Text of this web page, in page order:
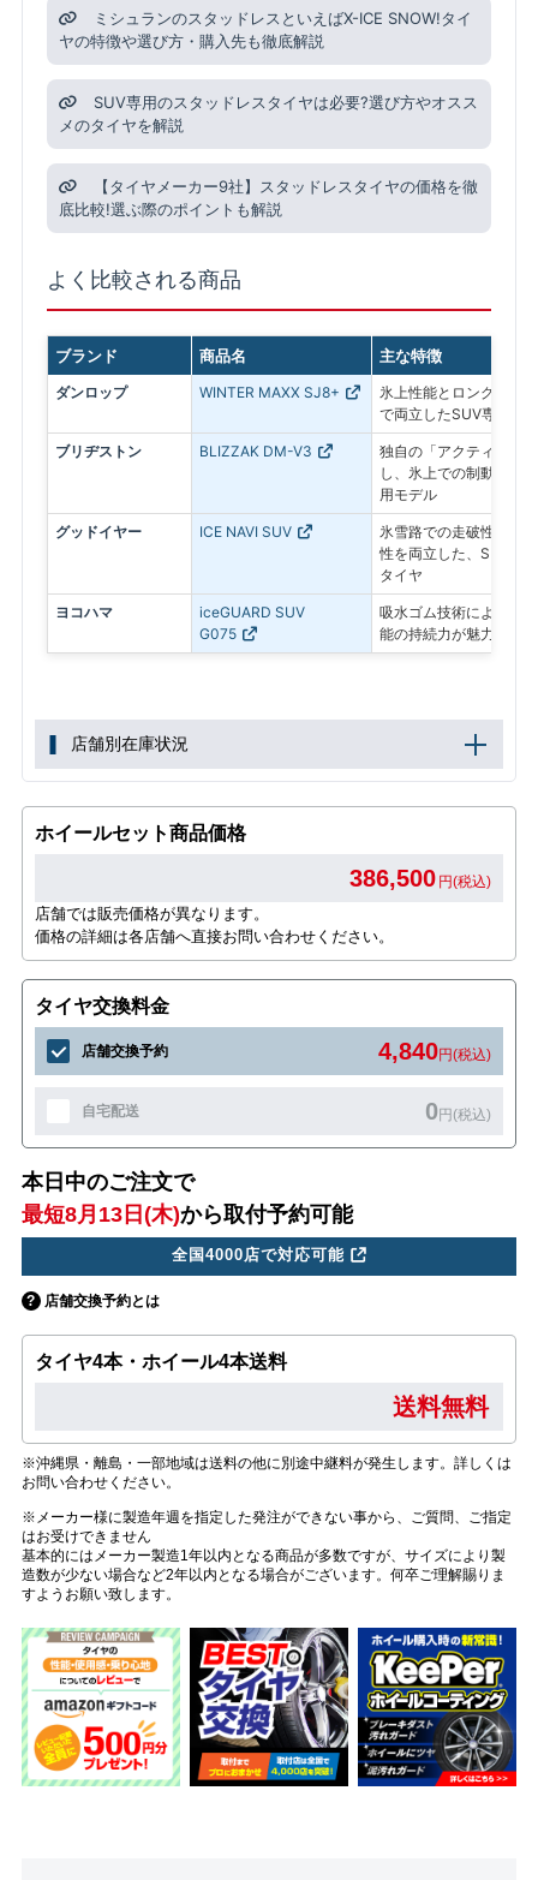
ミシュランのスタッドレスといえばX-ICE SNOW!タイ
ヤの特徴や選び方・購入先も徹底解説
SUV専用のスタッドレスタイヤは必要?選び方やオスス
メのタイヤを解説
【タイヤメーカー9社】スタッドレスタイヤの価格を徹
底比較!選ぶ際のポイントも解説
よく比較される商品
ブランド 商品名 主な特徴
ダンロップ WINTER MAXX SJ8+
氷上性能とロングライ
で両立したSUV専用モ
ブリヂストン BLIZZAK DM-V3
独自の「アクティブ発
し、氷上での制動力を
用モデル
グッドイヤー ICE NAVI SUV
氷雪路での走破性とド
性を両立した、SUV専
タイヤ
ヨコハマ
iceGUARD SUV
G075
吸水ゴム技術による高
能の持続力が魅力の
店舗別在庫状況
ホイールセット商品価格
386,500 円(税込)
店舗では販売価格が異なります。
価格の詳細は各店舗へ直接お問い合わせください。
タイヤ交換料金
店舗交換予約 4,840円(税込)
自宅配送 0円(税込)
本日中のご注文で
最短8月13日(木)から取付予約可能
全国4000店で対応可能
店舗交換予約とは
タイヤ4本・ホイール4本送料
送料無料
※沖縄県・離島・一部地域は送料の他に別途中継料が発生します。詳しくは
お問い合わせください。
※メーカー様に製造年週を指定した発注ができない事から、ご質問、ご指定
はお受けできません
基本的にはメーカー製造1年以内となる商品が多数ですが、サイズにより製
造数が少ない場合など2年以内となる場合がございます。何卒ご理解賜りま
すようお願い致します。